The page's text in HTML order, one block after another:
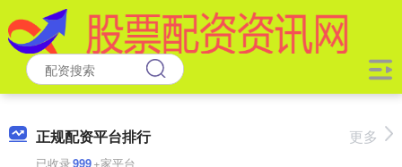
正规配资平台排行
已收录999+家平台
更多